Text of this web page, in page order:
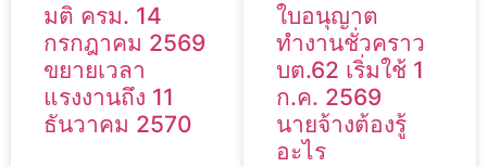
มติ ครม. 14
กรกฎาคม 2569
ขยายเวลา
แรงงานถึง 11
ธันวาคม 2570
ใบอนุญาต
ทำงานชั่วคราว
บต.62 เริ่มใช้ 1
ก.ค. 2569
นายจ้างต้องรู้
อะไร